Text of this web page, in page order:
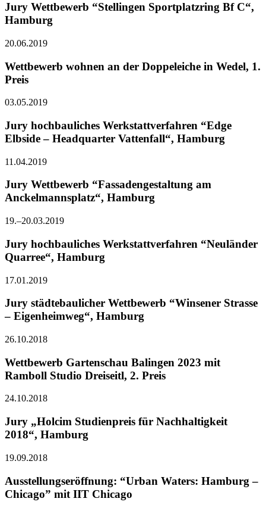
Jury Wettbewerb “Stellingen Sportplatzring Bf C“,
Hamburg
20.06.2019
Wettbewerb wohnen an der Doppeleiche in Wedel, 1.
Preis
03.05.2019
Jury hochbauliches Werkstattverfahren “Edge
Elbside – Headquarter Vattenfall“, Hamburg
11.04.2019
Jury Wettbewerb “Fassadengestaltung am
Anckelmannsplatz“, Hamburg
19.–20.03.2019
Jury hochbauliches Werkstattverfahren “Neuländer
Quarree“, Hamburg
17.01.2019
Jury städtebaulicher Wettbewerb “Winsener Strasse
– Eigenheimweg“, Hamburg
26.10.2018
Wettbewerb Gartenschau Balingen 2023 mit
Ramboll Studio Dreiseitl, 2. Preis
24.10.2018
Jury „Holcim Studienpreis für Nachhaltigkeit
2018“, Hamburg
19.09.2018
Ausstellungseröffnung: “Urban Waters: Hamburg –
Chicago” mit IIT Chicago